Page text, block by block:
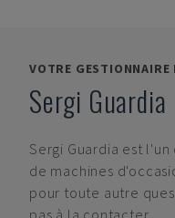
VOTRE GESTIONNAIRE
Sergi Guardia
Sergi Guardia est l'un
de machines
pour toute autre
pas à la contacter.